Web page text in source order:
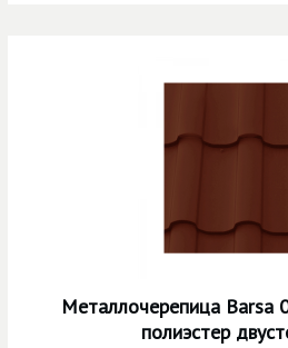
Металлочерепица Barsa
полиэстер